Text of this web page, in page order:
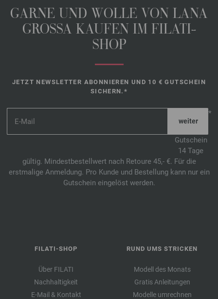
GARNE UND WOLLE VON LANA
GROSSA KAUFEN IM FILATI-
SHOP
JETZT NEWSLETTER ABONNIEREN UND 10 € GUTSCHEIN
SICHERN.*
*
Gutschein
14 Tage
gültig. Mindestbestellwert nach Retoure 45,- €. Für die
erstmalige Anmeldung. Pro Kunde und Bestellung kann nur ein
Gutschein eingelöst werden.
FILATI-SHOP
Über FILATI
Nachhaltigkeit
E-Mail & Kontakt
RUND UMS STRICKEN
Modell des Monats
Gratis Anleitungen
Modelle umrechnen